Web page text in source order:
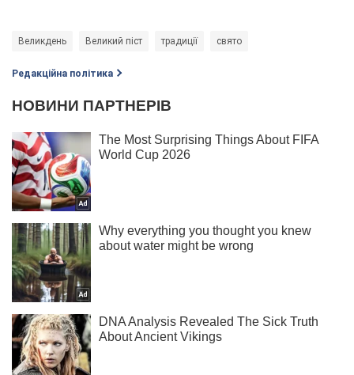
Великдень Великий піст традиції свято
Редакційна політика